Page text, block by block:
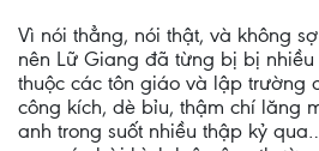
Vì nói thẳng, nói thật, và không
nên Lữ Giang đã từng bị bị
thuộc các tôn giáo và lập trường
công kích, dè bỉu, thậm chí lăng
anh trong suốt nhiều thập kỷ